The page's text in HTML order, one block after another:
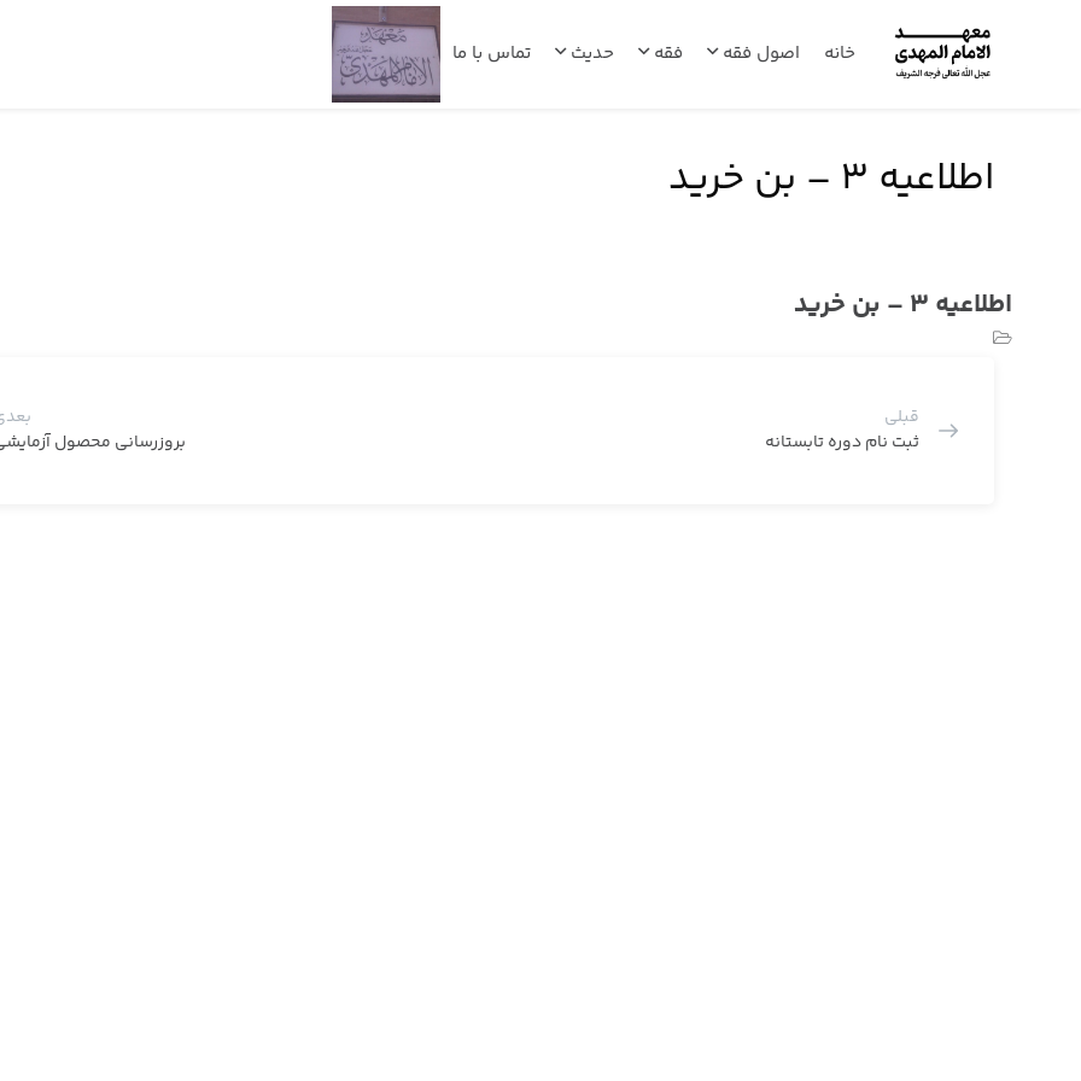
خانه اصول فقه فقه حدیث تماس با ما
اطلاعیه ۳ – بن خرید
اطلاعیه ۳ – بن خرید
قبلی
ثبت نام دوره تابستانه
بروزرسانی محصول